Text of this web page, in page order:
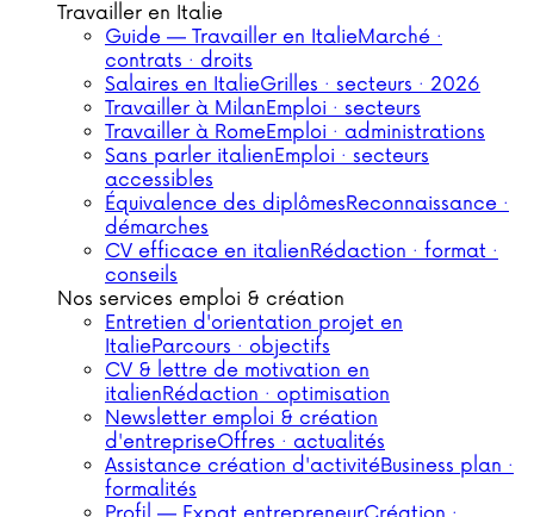
Travailler en Italie
Guide — Travailler en ItalieMarché ·
contrats · droits
Salaires en ItalieGrilles · secteurs · 2026
Travailler à MilanEmploi · secteurs
Travailler à RomeEmploi · administrations
Sans parler italienEmploi · secteurs
accessibles
Équivalence des diplômesReconnaissance ·
démarches
CV efficace en italienRédaction · format ·
conseils
Nos services emploi & création
Entretien d'orientation projet en
ItalieParcours · objectifs
CV & lettre de motivation en
italienRédaction · optimisation
Newsletter emploi & création
d'entrepriseOffres · actualités
Assistance création d'activitéBusiness plan ·
formalités